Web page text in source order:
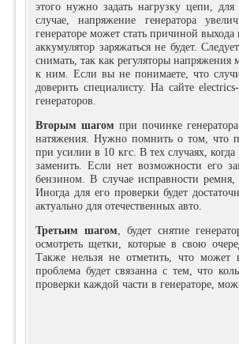
этого нужно задать нагрузку цепи,
случае, напряжение генератора
генераторе может стать причиной выхода
аккумулятор заряжаться не будет.
снимать, так как регуляторы
к ним. Если вы не понимаете, что
доверить специалисту. На сайте
генераторов.
Вторым шагом при починке
натяжения. Нужно помнить о том, что
при усилии в 10 кгс. В тех случаях,
заменить. Если нет возможности его
бензином. В случае исправности
Иногда для его проверки будет
актуально для отечественных авто.
Третьим шагом, будет снятие
осмотреть щетки, которые в свою
Также нельзя не отметить, что может
проблема будет связанна с тем, что
проверки каждой части в генераторе,